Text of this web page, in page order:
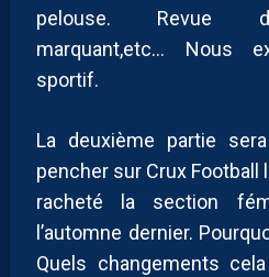
pelouse. Revue
marquant,etc… Nous
sportif.
La deuxième partie sera
pencher sur Crux Football
racheté la section
l’automne dernier.
Quels changements